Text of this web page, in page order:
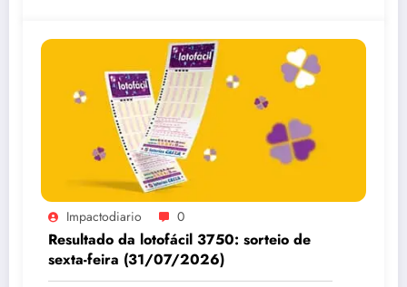
Impactodiario 0
Resultado da lotofácil 3750: sorteio de
sexta-feira (31/07/2026)